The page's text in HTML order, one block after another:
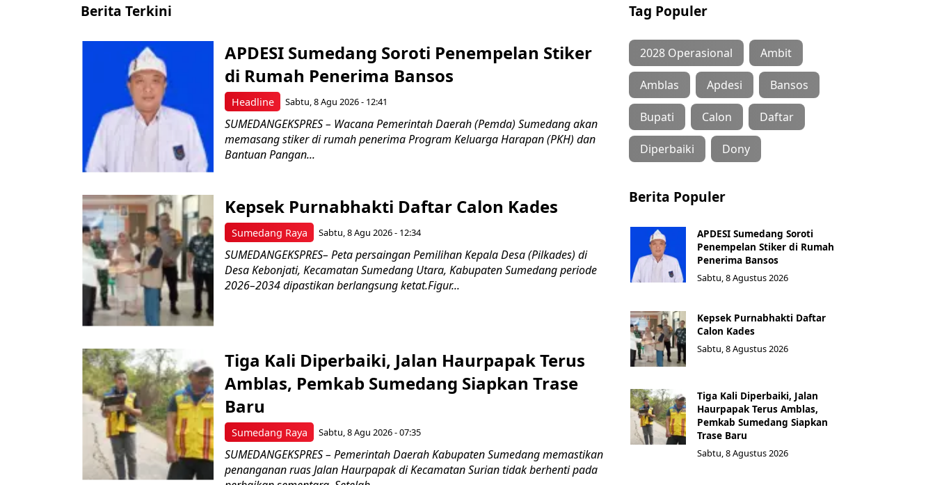
Berita Terkini
Headline
APDESI Sumedang Soroti Penempelan Stiker
di Rumah Penerima Bansos
Sabtu, 8 Agu 2026 - 12:41
SUMEDANGEKSPRES – Wacana Pemerintah Daerah (Pemda) Sumedang akan
memasang stiker di rumah penerima Program Keluarga Harapan (PKH) dan
Bantuan Pangan...
Sumedang Raya
Kepsek Purnabhakti Daftar Calon Kades
Sabtu, 8 Agu 2026 - 12:34
SUMEDANGEKSPRES– Peta persaingan Pemilihan Kepala Desa (Pilkades) di
Desa Kebonjati, Kecamatan Sumedang Utara, Kabupaten Sumedang periode
2026–2034 dipastikan berlangsung ketat.Figur...
Sumedang Raya
Tiga Kali Diperbaiki, Jalan Haurpapak Terus
Amblas, Pemkab Sumedang Siapkan Trase
Baru
Sabtu, 8 Agu 2026 - 07:35
SUMEDANGEKSPRES – Pemerintah Daerah Kabupaten Sumedang memastikan
penanganan ruas Jalan Haurpapak di Kecamatan Surian tidak berhenti pada
Tag Populer
2028 Operasional Ambit
Amblas Apdesi Bansos
Bupati Calon Daftar
Diperbaiki Dony
Berita Populer
APDESI Sumedang Soroti
Penempelan Stiker di Rumah
Penerima Bansos
Sabtu, 8 Agustus 2026
Kepsek Purnabhakti Daftar
Calon Kades
Sabtu, 8 Agustus 2026
Tiga Kali Diperbaiki, Jalan
Haurpapak Terus Amblas,
Pemkab Sumedang Siapkan
Trase Baru
Sabtu, 8 Agustus 2026